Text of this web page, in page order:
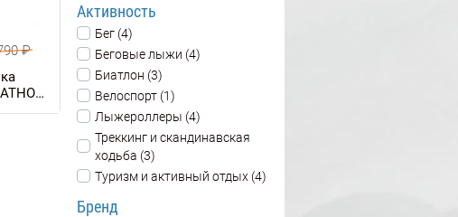
₽
Активность
Бег (4)
Беговые лыжи (4)
Биатлон (3)
Велоспорт (1)
Лыжероллеры (4)
Треккинг и скандинавская
ходьба (3)
Туризм и активный отдых (4)
Бренд